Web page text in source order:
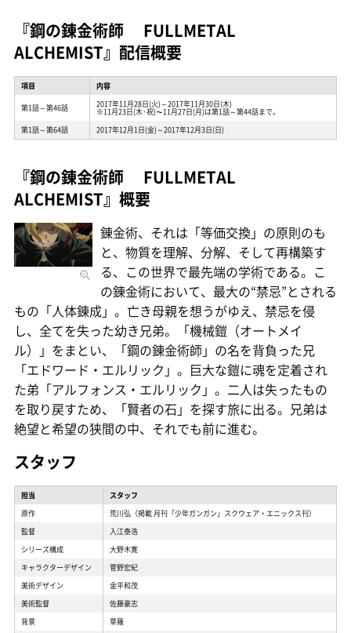
『鋼の錬金術師 FULLMETAL
ALCHEMIST』配信概要
項目 内容
第1話～第46話 2017年11月28日(火)～2017年11月30日(木)
※11月23日(木･祝)～11月27日(月)は第1話～第44話まで。
第1話～第64話
2017年12月1日(金)～2017年12月3日(日)
『鋼の錬金術師 FULLMETAL
ALCHEMIST』概要
錬金術、それは「等価交換」の原則のも
と、物質を理解、分解、そして再構築す
る、この世界で最先端の学術である。こ
の錬金術において、最大の“禁忌”とされる
もの「人体錬成」。亡き母親を想うがゆえ、禁忌を侵
し、全てを失った幼き兄弟。「機械鎧（オートメイ
ル）」をまとい、「鋼の錬金術師」の名を背負った兄
「エドワード・エルリック」。巨大な鎧に魂を定着され
た弟「アルフォンス・エルリック」。二人は失ったもの
を取り戻すため、「賢者の石」を探す旅に出る。兄弟は
絶望と希望の狭間の中、それでも前に進む。
スタッフ
担当
スタッフ
原作
荒川弘（掲載 月刊「少年ガンガン」スクウェア・エニックス刊）
監督
入江泰浩
シリーズ構成
大野木寛
キャラクターデザイン
菅野宏紀
美術デザイン
金平和茂
美術監督
佐藤豪志
背景
草薙